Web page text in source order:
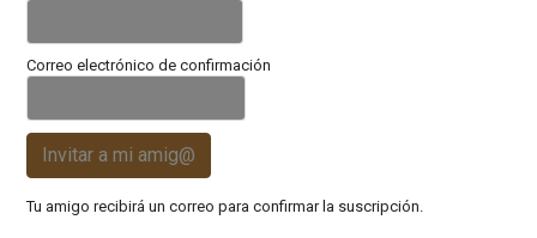
Correo electrónico de confirmación
Invitar a mi amig@
Tu amigo recibirá un correo para confirmar la suscripción.